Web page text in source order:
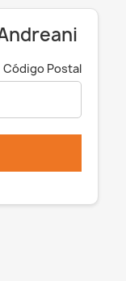
Código Postal
×